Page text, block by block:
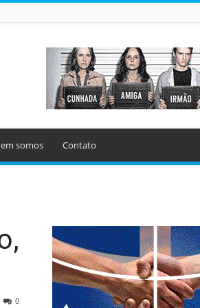
somos Contato
0